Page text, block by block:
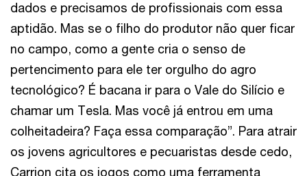
dados e precisamos de profissionais com essa
aptidão. Mas se o filho do produtor não quer ficar
no campo, como a gente cria o senso de
pertencimento para ele ter orgulho do agro
tecnológico? É bacana ir para o Vale do Silício e
chamar um Tesla. Mas você já entrou em uma
colheitadeira? Faça essa comparação”. Para atrair
os jovens agricultores e pecuaristas desde cedo,
Carrion cita os jogos como uma ferramenta